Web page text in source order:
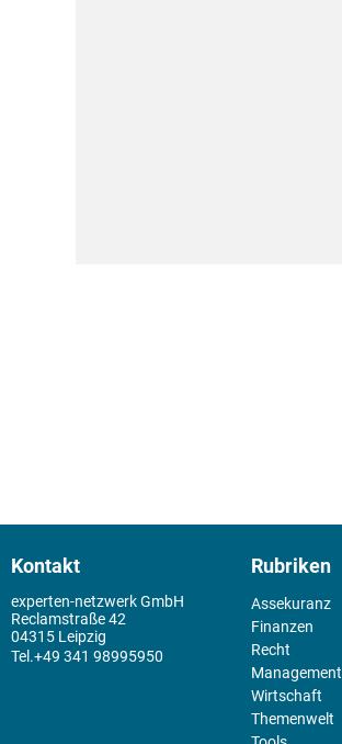
Kontakt
experten-netzwerk GmbH
Reclamstraße 42
04315 Leipzig
+49 341 98995950
Rubriken
Assekuranz
Finanzen
Recht
Management
Wirtschaft
Themenwelt